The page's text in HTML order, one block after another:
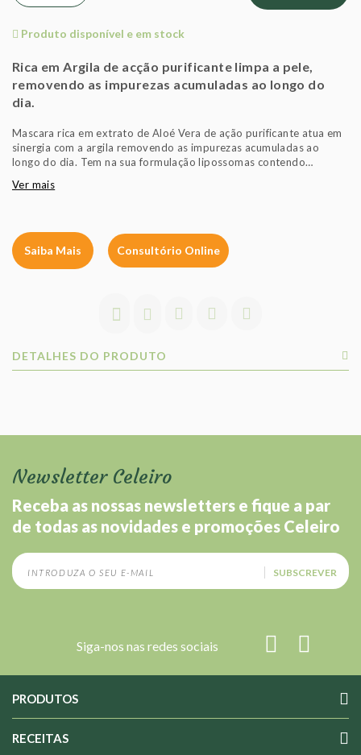
Produto disponível e em stock
Rica em Argila de acção purificante limpa a pele,
removendo as impurezas acumuladas ao longo do
dia.
Mascara rica em extrato de Aloé Vera de ação purificante atua em
sinergia com a argila removendo as impurezas acumuladas ao
longo do dia. Tem na sua formulação lipossomas contendo
e suavizantes.
Ver mais
Saiba Mais Consultório Online
DETALHES DO PRODUTO
Newsletter Celeiro
Receba as nossas newsletters e fique a par
de todas as novidades e promoções Celeiro
SUBSCREVER
Siga-nos nas redes sociais
PRODUTOS
RECEITAS